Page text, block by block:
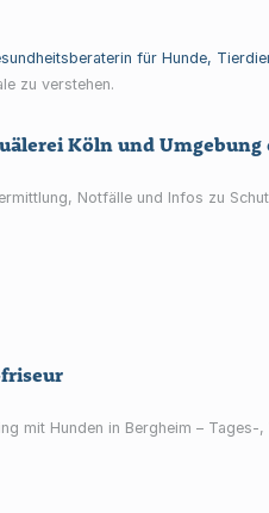
für Hunde,
zu verstehen.
Köln und Umgebung
Notfälle und Infos zu
mit Hunden in Bergheim –